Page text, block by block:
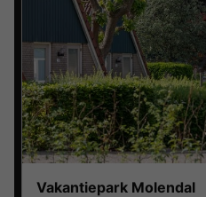
Vakantiepark Molendal